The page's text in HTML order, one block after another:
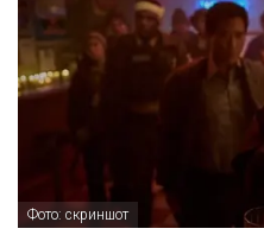
Фото: скриншот